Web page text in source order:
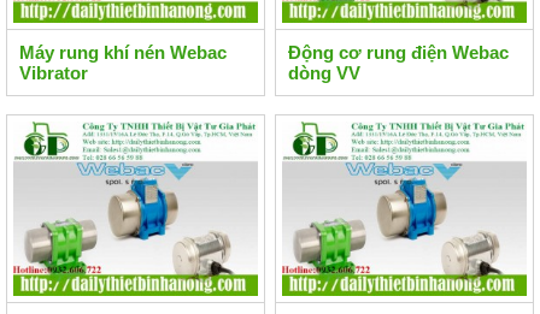
Máy rung khí nén Webac
Vibrator
Động cơ rung điện Webac
dòng VV